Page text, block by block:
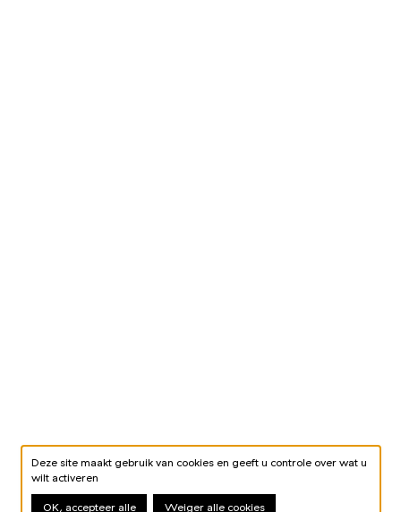
Deze site maakt gebruik van cookies en geeft u controle over wat u
wilt activeren
OK, accepteer alle Weiger alle cookies